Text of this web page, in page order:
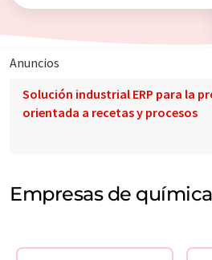
Anuncios
Solución industrial ERP para la
orientada a recetas y procesos
Empresas de